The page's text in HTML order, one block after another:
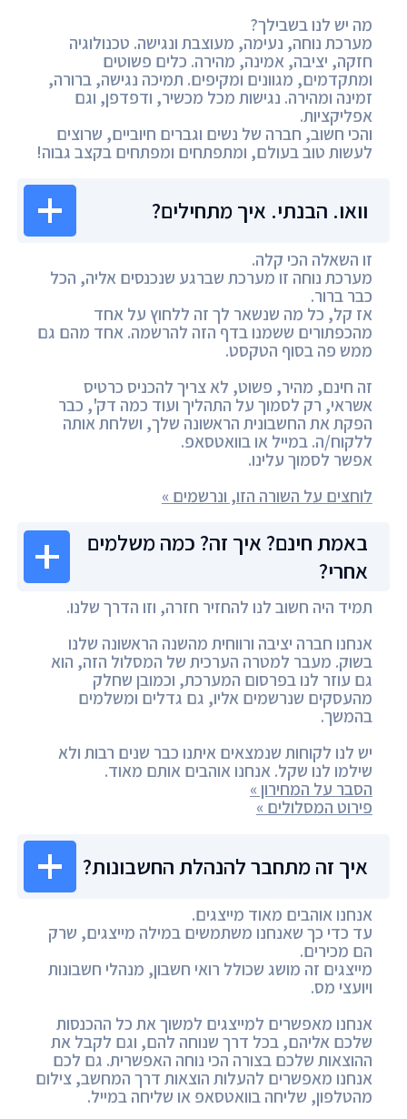
מה יש לנו בשבילך?
מערכת נוחה, נעימה, מעוצבת ונגישה. טכנולוגיה
חזקה, יציבה, אמינה, מהירה. כלים פשוטים
ומתקדמים, מגוונים ומקיפים. תמיכה נגישה, ברורה,
זמינה ומהירה. נגישות מכל מכשיר, ודפדפן, וגם
אפליקציות.
והכי חשוב, חברה של נשים וגברים חיוביים, שרוצים
לעשות טוב בעולם, ומתפתחים ומפתחים בקצב גבוה!
וואו. הבנתי. איך מתחילים?
זו השאלה הכי קלה.
מערכת נוחה זו מערכת שברגע שנכנסים אליה, הכל
כבר ברור.
אז קל, כל מה שנשאר לך זה ללחוץ על אחד
מהכפתורים ששמנו בדף הזה להרשמה. אחד מהם גם
ממש פה בסוף הטקסט.
זה חינם, מהיר, פשוט, לא צריך להכניס כרטיס
אשראי, רק לסמוך על התהליך ועוד כמה דק', כבר
הפקת את החשבונית הראשונה שלך, ושלחת אותה
ללקוח/ה. במייל או בוואטסאפ.
אפשר לסמוך עלינו.
לוחצים על השורה הזו, ונרשמים »
באמת חינם? איך זה? כמה משלמים
אחרי?
תמיד היה חשוב לנו להחזיר חזרה, וזו הדרך שלנו.
אנחנו חברה יציבה ורווחית מהשנה הראשונה שלנו
בשוק. מעבר למטרה הערכית של המסלול הזה, הוא
גם עוזר לנו בפרסום המערכת, וכמובן שחלק
מהעסקים שנרשמים אליו, גם גדלים ומשלמים
בהמשך.
יש לנו לקוחות שנמצאים איתנו כבר שנים רבות ולא
שילמו לנו שקל. אנחנו אוהבים אותם מאוד.
הסבר על המחירון »
פירוט המסלולים »
איך זה מתחבר להנהלת החשבונות?
אנחנו אוהבים מאוד מייצגים.
עד כדי כך שאנחנו משתמשים במילה מייצגים, שרק
הם מכירים.
מייצגים זה מושג שכולל רואי חשבון, מנהלי חשבונות
ויועצי מס.
אנחנו מאפשרים למייצגים למשוך את כל ההכנסות
שלכם אליהם, בכל דרך שנוחה להם, וגם לקבל את
ההוצאות שלכם בצורה הכי נוחה האפשרית. גם לכם
אנחנו מאפשרים להעלות הוצאות דרך המחשב, צילום
מהטלפון, שליחה בוואטסאפ או שליחה במייל.